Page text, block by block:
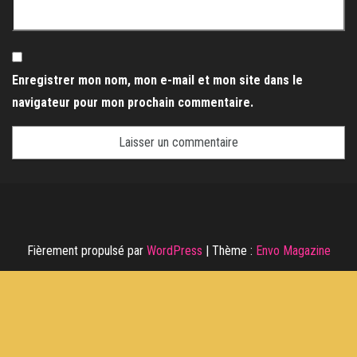
Enregistrer mon nom, mon e-mail et mon site dans le
navigateur pour mon prochain commentaire.
Fièrement propulsé par WordPress Thème : Envo Magazine